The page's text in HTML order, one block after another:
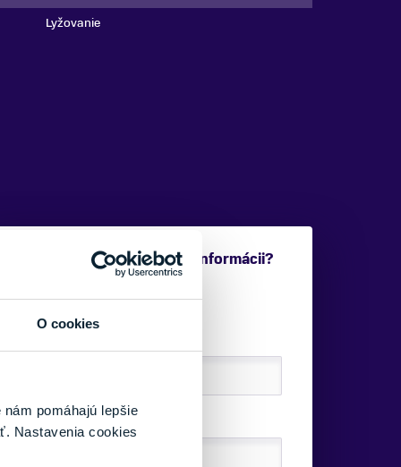
O cookies
pomáhajú lepšie
Nastavenia cookies
Lyžovanie
Potrebujete viac informácii?
Sme tu pre vás.
E-MAIL: